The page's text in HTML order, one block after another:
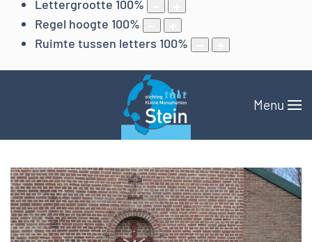
Lettergrootte 100%
Regel hoogte 100%
Ruimte tussen letters 100%
Menu